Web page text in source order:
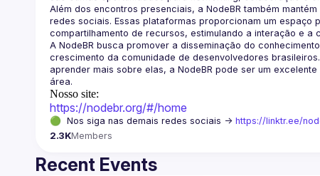
Além dos encontros presenciais, a NodeBR também
redes sociais. Essas plataformas proporcionam um
A NodeBR busca promover a disseminação do
crescimento da comunidade de desenvolvedores
aprender mais sobre elas, a NodeBR pode ser um
Nosso site:
https://nodebr.org/#/home
🟢  Nos siga nas demais redes sociais -> https://linktr.ee/
2.3KMembers
Recent Events